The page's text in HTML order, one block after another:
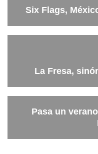
Six Flags,
La Fresa,
Pasa un